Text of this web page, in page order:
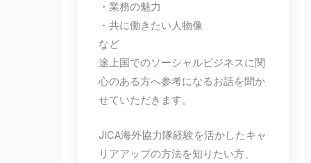
・業務の魅力
・共に働きたい人物像
など
途上国でのソーシャルビジネスに関
心のある方へ参考になるお話を聞か
せていただきます。
JICA海外協力隊経験を活かしたキャ
リアアップの方法を知りたい方、